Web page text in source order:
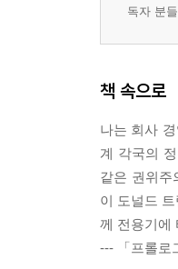
독자 분
책 속으로
나는 회사
계 각국의
같은 권위주
이 도널드
께 전용기에
--- 「프롤로